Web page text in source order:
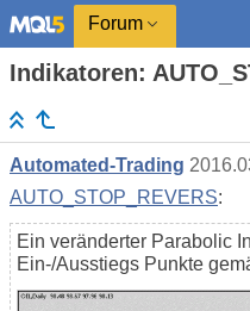
Forum
Indikatoren:
Automated-Trading
AUTO_STOP_REVERS:
Ein veränderter Parabolic
Ein-/Ausstiegs Punkte